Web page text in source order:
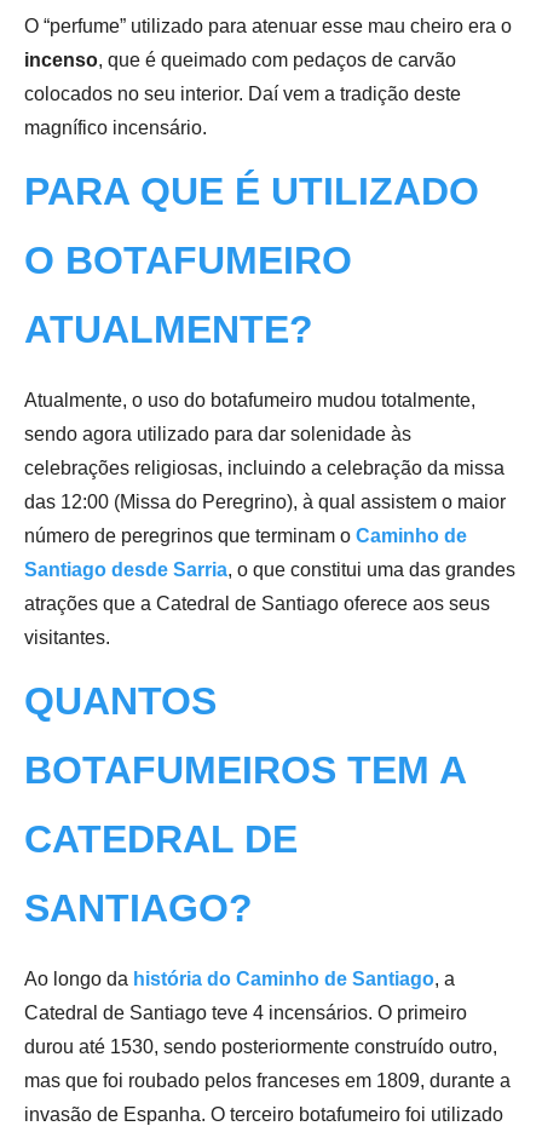
O “perfume” utilizado para atenuar esse mau cheiro era o
incenso, que é queimado com pedaços de carvão
colocados no seu interior. Daí vem a tradição deste
magnífico incensário.
PARA QUE É UTILIZADO
O BOTAFUMEIRO
ATUALMENTE?
Atualmente, o uso do botafumeiro mudou totalmente,
sendo agora utilizado para dar solenidade às
celebrações religiosas, incluindo a celebração da missa
das 12:00 (Missa do Peregrino), à qual assistem o maior
número de peregrinos que terminam o Caminho de
Santiago desde Sarria, o que constitui uma das grandes
atrações que a Catedral de Santiago oferece aos seus
visitantes.
QUANTOS
BOTAFUMEIROS TEM A
CATEDRAL DE
SANTIAGO?
Ao longo da história do Caminho de Santiago, a
Catedral de Santiago teve 4 incensários. O primeiro
durou até 1530, sendo posteriormente construído outro,
mas que foi roubado pelos franceses em 1809, durante a
invasão de Espanha. O terceiro botafumeiro foi utilizado